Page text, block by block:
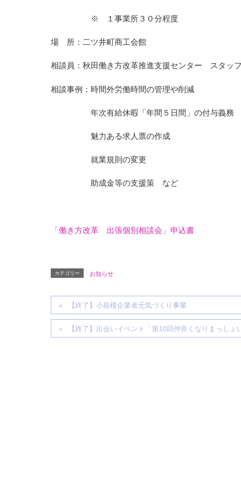
※ １事業所３０分程度
場 所：二ツ井町商工会館
相談員：秋田働き方改革推進支援センター スタッフ
相談事例：時間外労働時間の管理や削減
年次有給休暇「年間５日間」の付与義務
魅力ある求人票の作成
就業規則の変更
助成金等の支援策 など
「働き方改革 出張個別相談会」申込書
カテゴリー お知らせ
【終了】小規模企業者元気づくり事業
【終了】出会いイベント「第10回仲良くなりまっしょ